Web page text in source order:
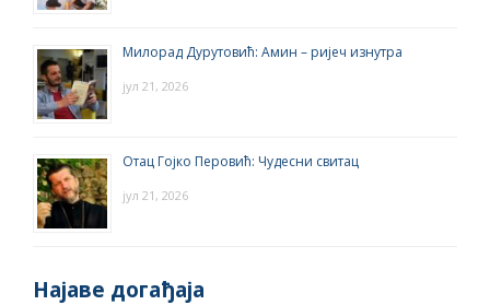
Милорад Дурутовић: Амин – ријеч изнутра
јул 21, 2026
Отац Гојко Перовић: Чудесни свитац
јул 21, 2026
Најаве догађаја